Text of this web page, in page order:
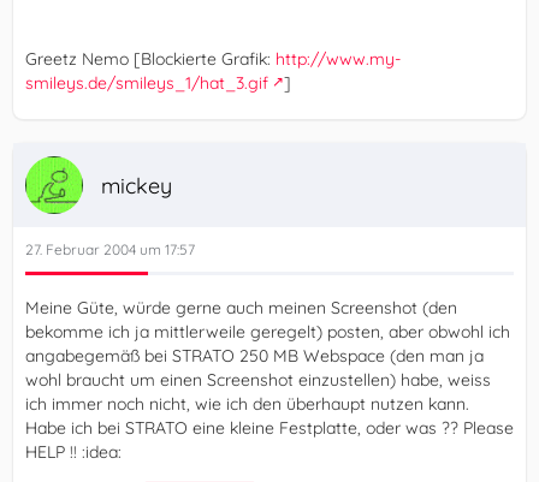
Greetz Nemo [Blockierte Grafik: http://www.my-
smileys.de/smileys_1/hat_3.gif
]
mickey
27. Februar 2004 um 17:57
Meine Güte, würde gerne auch meinen Screenshot (den
bekomme ich ja mittlerweile geregelt) posten, aber obwohl ich
angabegemäß bei STRATO 250 MB Webspace (den man ja
wohl braucht um einen Screenshot einzustellen) habe, weiss
ich immer noch nicht, wie ich den überhaupt nutzen kann.
Habe ich bei STRATO eine kleine Festplatte, oder was ?? Please
HELP !! :idea: